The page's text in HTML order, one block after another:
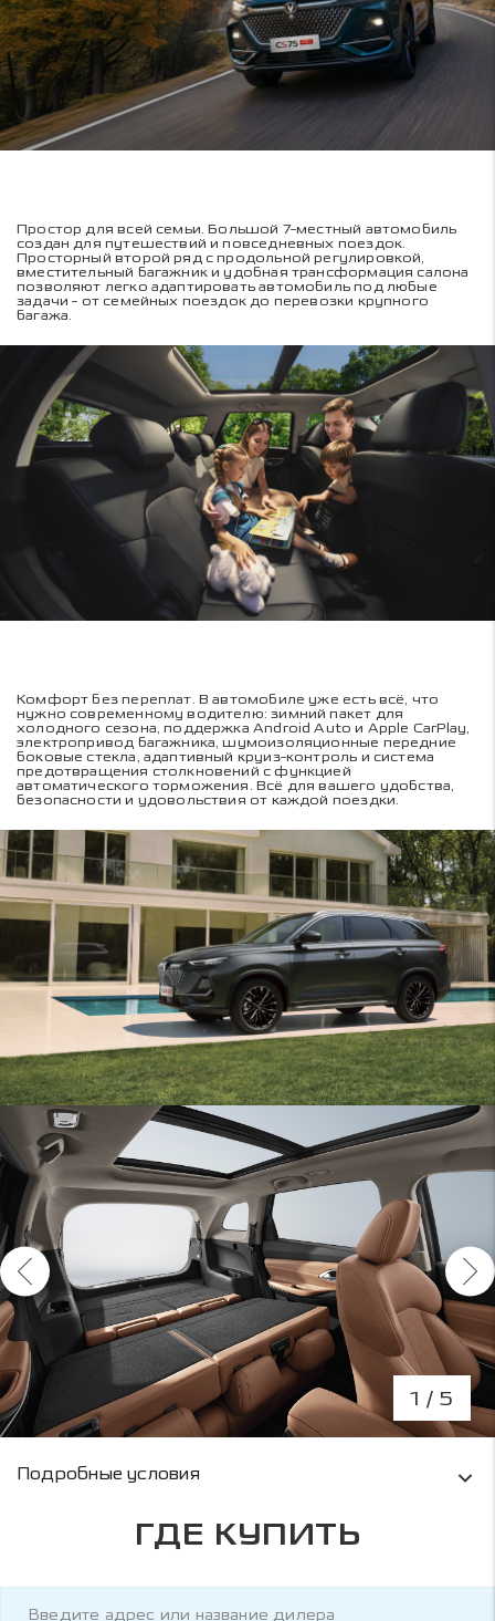
Простор для всей семьи. Большой 7-местный автомобиль
создан для путешествий и повседневных поездок.
Просторный второй ряд с продольной регулировкой,
вместительный багажник и удобная трансформация салона
позволяют легко адаптировать автомобиль под любые
задачи - от семейных поездок до перевозки крупного
багажа.
Комфорт без переплат. В автомобиле уже есть всё, что
нужно современному водителю: зимний пакет для
холодного сезона, поддержка Android Auto и Apple CarPlay,
электропривод багажника, шумоизоляционные передние
боковые стекла, адаптивный круиз-контроль и система
предотвращения столкновений с функцией
автоматического торможения. Всё для вашего удобства,
безопасности и удовольствия от каждой поездки.
1 / 5
Условия кредитования и информация о
Подробные условия
ГДЕ КУПИТЬ